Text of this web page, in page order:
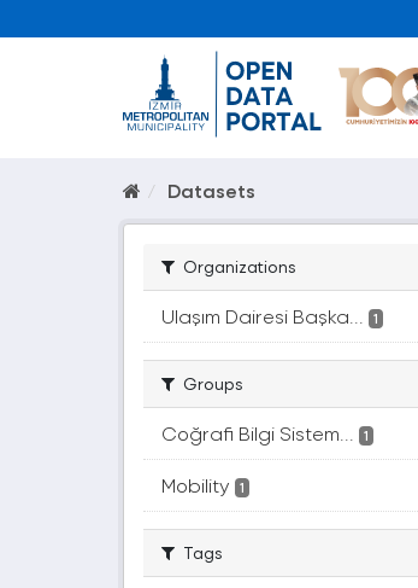
Datasets
Organizations
Ulaşım Dairesi Başka... 1
Groups
Coğrafi Bilgi Sistem... 1
Mobility 1
Tags